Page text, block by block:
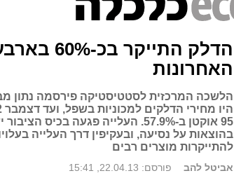
הדלק התייקר
האחרונות
95 אוקטן ב-57.9%. העלייה פגעה בכיס
בהוצאות על נסיעה, ובעקיפין דרך העלייה
להתייקרות מוצרים רבים
אביטל להב פורסם: 22.04.13, 15:41